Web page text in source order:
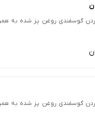
گردن گوسفندی روغن پز شده به
گردن گوسفندی روغن پز شده به